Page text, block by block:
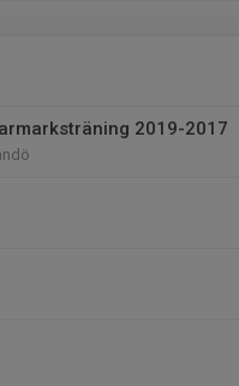
2019-2017